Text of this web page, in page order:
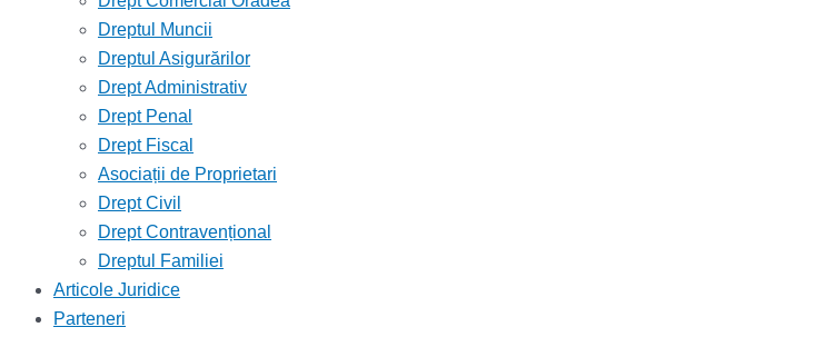
Dreptul Muncii
Dreptul Asigurărilor
Drept Administrativ
Drept Penal
Drept Fiscal
Asociații de Proprietari
Drept Civil
Drept Contravențional
Dreptul Familiei
Articole Juridice
Parteneri